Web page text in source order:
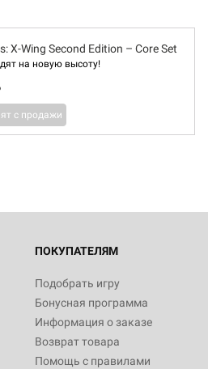
X-Wing Second Edition – Core Set
на новую высоту!
с продажи
ПОКУПАТЕЛЯМ
Подобрать игру
Бонусная программа
Информация о заказе
Возврат товара
Помощь с правилами